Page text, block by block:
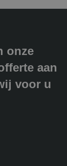
onze
aan
voor u